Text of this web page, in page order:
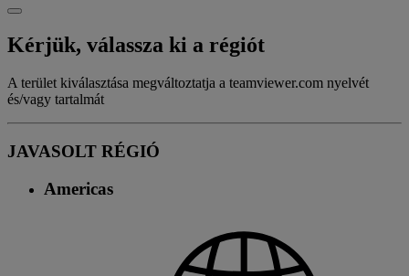
Kérjük, válassza ki a régiót
A terület kiválasztása megváltoztatja a teamviewer.com nyelvét
és/vagy tartalmát
JAVASOLT RÉGIÓ
Americas